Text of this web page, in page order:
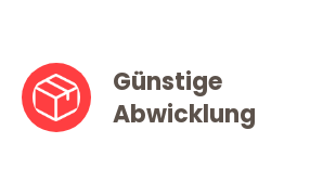
Günstige
Abwicklung